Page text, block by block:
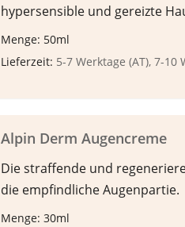
hypersensible und gereizte
Menge: 50ml
Lieferzeit: 5-7 Werktage (AT), 7-10
Alpin Derm Augencreme
Die straffende und
die empfindliche Augenpartie.
Menge: 30ml